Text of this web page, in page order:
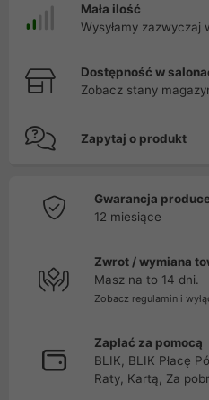
Mała ilość
Wysyłamy zazwyczaj
Dostępność w
Zobacz stany
Zapytaj o produkt
Gwarancja
12 miesiące
Zwrot / wymiana
Masz na to 14 dni.
Zobacz regulamin i
Zapłać za pomocą
BLIK, BLIK Płacę
Raty, Kartą, Za